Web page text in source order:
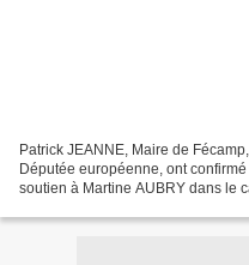
Patrick JEANNE, Maire de
Députée européenne, ont
soutien à Martine AUBRY dans le